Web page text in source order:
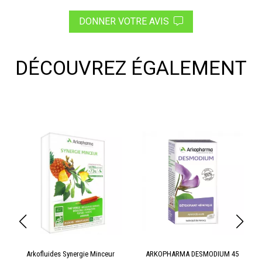
DONNER VOTRE AVIS
DÉCOUVREZ ÉGALEMENT
Arkofluides Synergie Minceur
ARKOPHARMA DESMODIUM 45